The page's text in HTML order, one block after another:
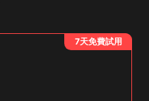
7天免費試用